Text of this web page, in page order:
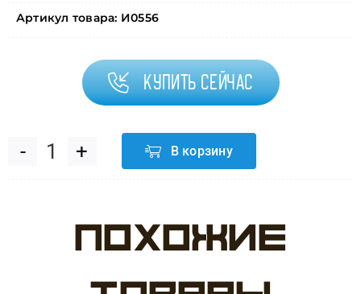
Артикул товара: И0556
Купить сейчас
Количество
Лента
В корзину
Похожие